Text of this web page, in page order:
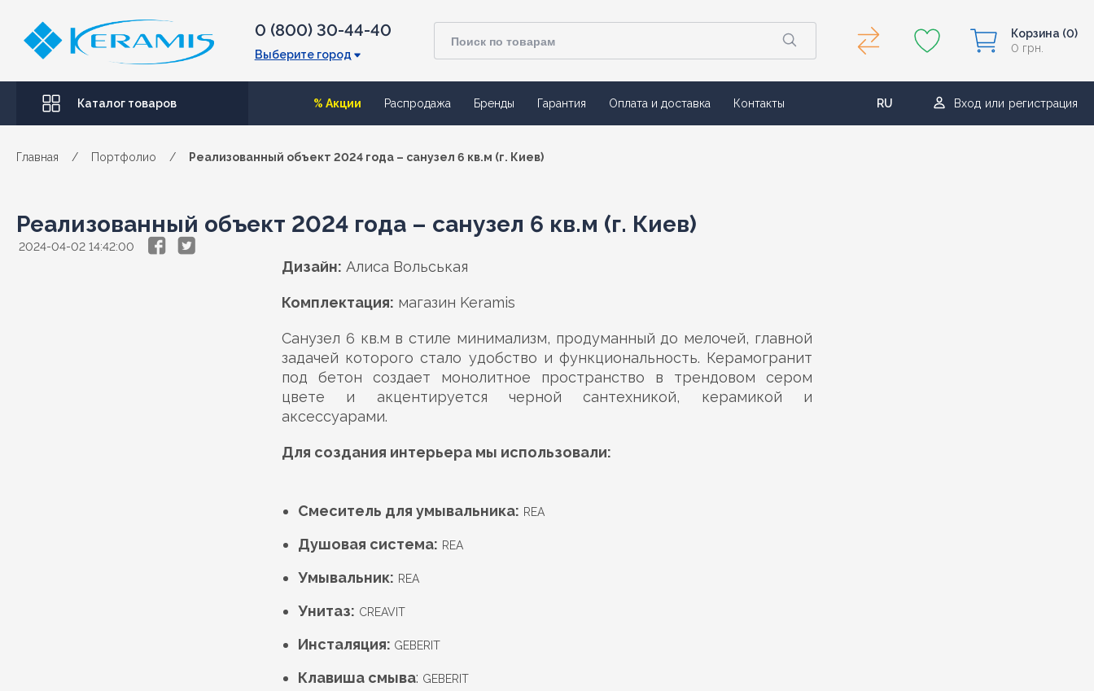
0 (800) 30-44-40
Выберите город
Корзина (0)
0 грн.
Каталог товаров % Акции Распродажа Бренды Гарантия Оплата и доставка
Контакты
UA
RU Вход или регистрация
Главная / Портфолио / Реализованный объект 2024 года – санузел 6 кв.м (г. Киев)
Реализованный объект 2024 года – санузел 6 кв.м (г. Киев)
2024-04-02 14:42:00
Дизайн: Алиса Вольськая
Комплектация: магазин Keramis
Санузел 6 кв.м в стиле минимализм, продуманный до мелочей, главной
задачей которого стало удобство и функциональность. Керамогранит
под бетон создает монолитное пространство в трендовом сером
цвете и акцентируется черной сантехникой, керамикой и
аксессуарами.
Для создания интерьера мы использовали:
Смеситель для умывальника: REA
Душовая система: REA
Умывальник: REA
Унитаз: CREAVIT
Инсталяция: GEBERIT
Клавиша смыва: GEBERIT